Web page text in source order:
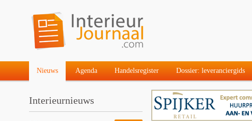
Nieuws Agenda Handelsregister Dossier: leveranciergids
Interieurnieuws